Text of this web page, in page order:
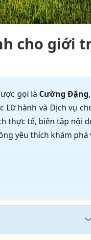
cho giới
gọi là Cường Đặng
hành và Dịch vụ
thực tế, biên tập nội
yêu thích khám phá